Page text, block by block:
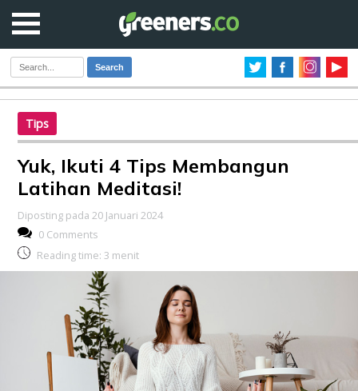
Search
Tips
Yuk, Ikuti 4 Tips Membangun
Latihan Meditasi!
Diposting pada 20 Januari 2024
0 Comments
Reading time: 3 menit